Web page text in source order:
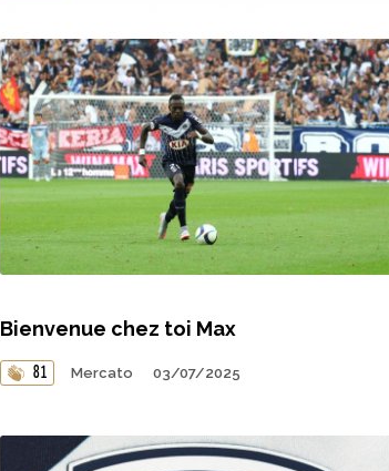
Bienvenue chez toi Max
81 Mercato 03/07/2025